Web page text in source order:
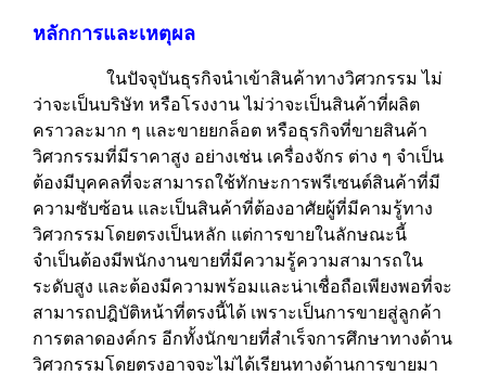
หลักการและเหตุผล
ในปัจจุบันธุรกิจนำเข้าสินค้าทางวิศวกรรม ไม่
ว่าจะเป็นบริษัท หรือโรงงาน ไม่ว่าจะเป็นสินค้าที่ผลิต
คราวละมาก ๆ และขายยกล็อต หรือธุรกิจที่ขายสินค้า
วิศวกรรมที่มีราคาสูง อย่างเช่น เครื่องจักร ต่าง ๆ จำเป็น
ต้องมีบุคคลที่จะสามารถใช้ทักษะการพรีเซนต์สินค้าที่มี
ความซับซ้อน และเป็นสินค้าที่ต้องอาศัยผู้ที่มีคามรู้ทาง
วิศวกรรมโดยตรงเป็นหลัก แต่การขายในลักษณะนี้
จำเป็นต้องมีพนักงานขายที่มีความรู้ความสามารถใน
ระดับสูง และต้องมีความพร้อมและน่าเชื่อถือเพียงพอที่จะ
สามารถปฎิบัติหน้าที่ตรงนี้ได้ เพราะเป็นการขายสู่ลูกค้า
การตลาดองค์กร อีกทั้งนักขายที่สำเร็จการศึกษาทางด้าน
วิศวกรรมโดยตรงอาจจะไม่ได้เรียนทางด้านการขายมา